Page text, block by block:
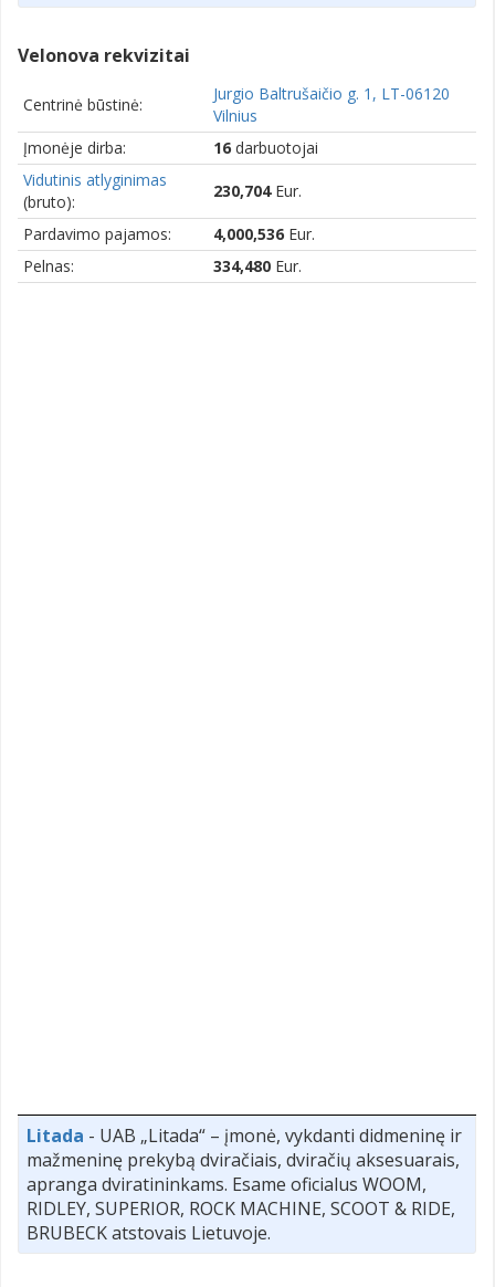
Velonova rekvizitai
Centrinė būstinė:
Jurgio Baltrušaičio g. 1, LT-06120
Vilnius
Įmonėje dirba:
16 darbuotojai
Vidutinis atlyginimas
(bruto):
230,704Eur.
Pardavimo pajamos: 4,000,536 Eur.
Pelnas:
334,480 Eur.
Litada - UAB „Litada“ – įmonė, vykdanti didmeninę ir
mažmeninę prekybą dviračiais, dviračių aksesuarais,
apranga dviratininkams. Esame oficialus WOOM,
RIDLEY, SUPERIOR, ROCK MACHINE, SCOOT & RIDE,
BRUBECK atstovais Lietuvoje.